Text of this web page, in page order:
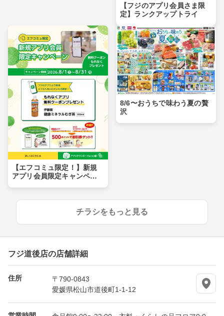
【フジのアプリ会員さま限
定】ランクアップトライ
【エフコミュ限定！】新規
アプリ会員限定キャンペー
8/6〜おうちで味わう夏の贅
沢
チラシをもっと見る
フジ道後店の店舗詳細
住所
〒790-0843
愛媛県松山市道後町1-1-12